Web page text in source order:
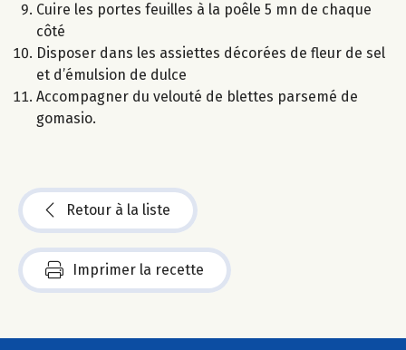
Cuire les portes feuilles à la poêle 5 mn de chaque
côté
Disposer dans les assiettes décorées de fleur de sel
et d’émulsion de dulce
Accompagner du velouté de blettes parsemé de
gomasio.
Retour à la liste
Imprimer la recette